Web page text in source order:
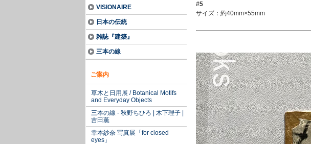
VISIONAIRE
日本の伝統
雑誌『建築』
三本の線
ご案内
草木と日用展 / Botanical Motifs
and Everyday Objects
三本の線 - 秋野ちひろ | 木下理子 |
吉田薫
幸本紗奈 写真展「for closed
eyes」
#5
サイズ：約40mm×55mm